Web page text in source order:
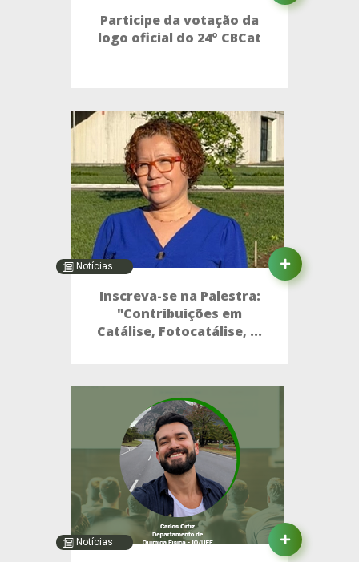
Participe da votação da
logo oficial do 24º CBCat
Notícias
Inscreva-se na Palestra:
"Contribuições em
Catálise, Fotocatálise, ...
Notícias